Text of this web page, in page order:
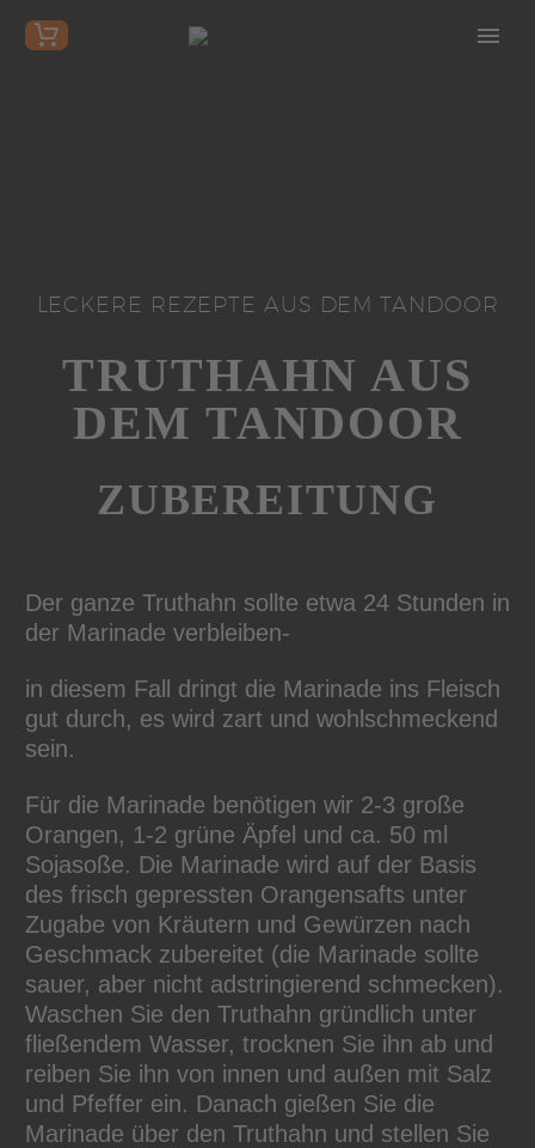
LECKERE REZEPTE AUS DEM TANDOOR
TRUTHAHN AUS
DEM TANDOOR
ZUBEREITUNG
Der ganze Truthahn sollte etwa 24 Stunden in
der Marinade verbleiben-
in diesem Fall dringt die Marinade ins Fleisch
gut durch, es wird zart und wohlschmeckend
sein.
Für die Marinade benötigen wir 2-3 große
Orangen, 1-2 grüne Äpfel und ca. 50 ml
Sojasoße. Die Marinade wird auf der Basis
des frisch gepressten Orangensafts unter
Zugabe von Kräutern und Gewürzen nach
Geschmack zubereitet (die Marinade sollte
sauer, aber nicht adstringierend schmecken).
Waschen Sie den Truthahn gründlich unter
fließendem Wasser, trocknen Sie ihn ab und
reiben Sie ihn von innen und außen mit Salz
und Pfeffer ein. Danach gießen Sie die
Marinade über den Truthahn und stellen Sie